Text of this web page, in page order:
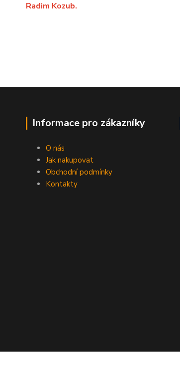
Radim Kozub.
Informace pro zákazníky
O nás
Jak nakupovat
Obchodní podmínky
Kontakty